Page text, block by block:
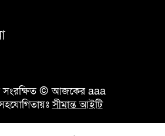
সংরক্ষিত © আজকের aaa
সীমান্ত আইটি